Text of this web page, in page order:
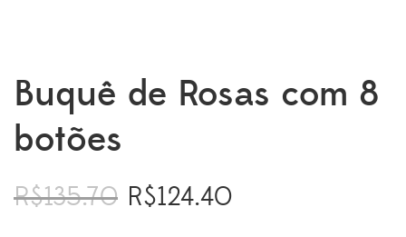
Buquê de Rosas com 8
botões
R$135.70
O
R$124.40O